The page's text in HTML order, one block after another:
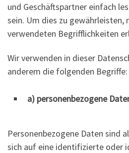
und Geschäftspartner einfach
sein. Um dies zu gewährleisten,
verwendeten Begrifflichkeiten
Wir verwenden in dieser
anderem die folgenden Begriffe:
a) personenbezogene
Personenbezogene Daten sind
sich auf eine identifizierte oder